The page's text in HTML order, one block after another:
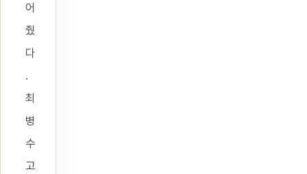
어
줬
다
.
최
병
수
고